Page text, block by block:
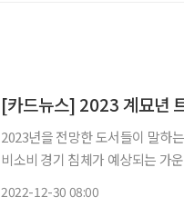
[카드뉴스] 2023 계묘년
2023년을 전망한 도서들이 말하는 시니어 위한 5개
비소비 경기 침체가 예상되는 가운데 투자 감소와 저축 중가, 중고 시장 확대, 소식 먹방 출연
2022-12-30 08:00